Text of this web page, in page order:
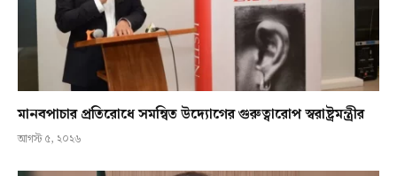
মানবপাচার প্রতিরোধে সমন্বিত উদ্যোগের গুরুত্বারোপ স্বরাষ্ট্রমন্ত্রীর
আগস্ট ৫, ২০২৬